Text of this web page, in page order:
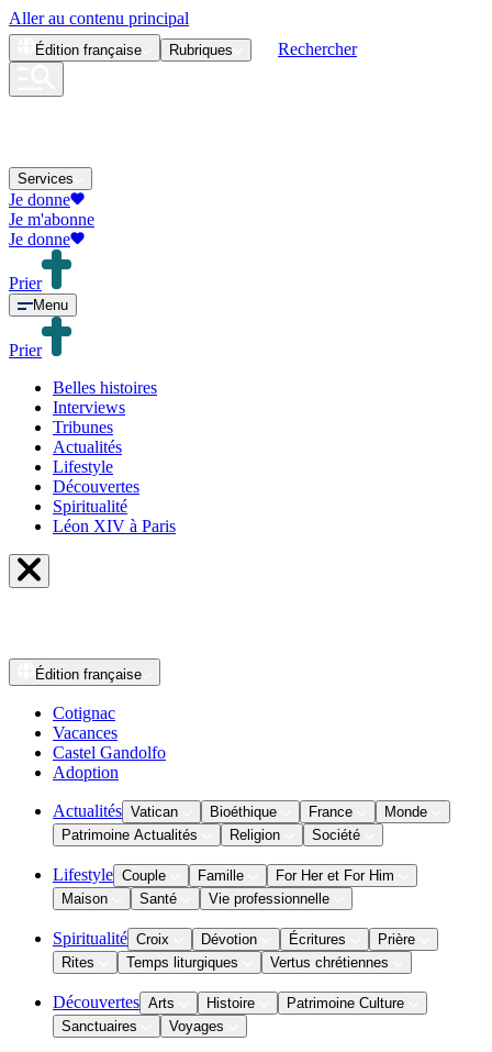
Aller au contenu principal
Édition française Rubriques Rechercher
Services
Je donne
Je m'abonne
Je donne
Prier
Menu
Prier
Belles histoires
Interviews
Tribunes
Actualités
Lifestyle
Découvertes
Spiritualité
Léon XIV à Paris
Édition française
Cotignac
Vacances
Castel Gandolfo
Adoption
Actualités Vatican Bioéthique France
Monde
Patrimoine Actualités
Religion Société
Lifestyle Couple Famille
For Her et For Him
Maison
Santé Vie professionnelle
Spiritualité Croix Dévotion Écritures
Prière
Rites
Temps liturgiques Vertus chrétiennes
Découvertes Arts Histoire
Patrimoine Culture
Sanctuaires
Voyages